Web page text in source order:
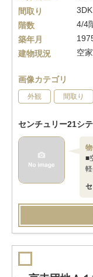
間取り
3DK
階数
4/4
築年月
建物現況
空家
画像カテゴリ
外観 間取り
センチュリー21シ
■